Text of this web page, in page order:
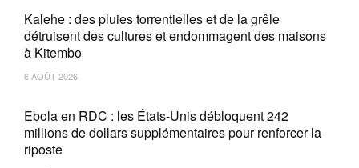
Kalehe : des pluies torrentielles et de la grêle
détruisent des cultures et endommagent des maisons
à Kitembo
6 AOÛT 2026
Ebola en RDC : les États-Unis débloquent 242
millions de dollars supplémentaires pour renforcer la
riposte